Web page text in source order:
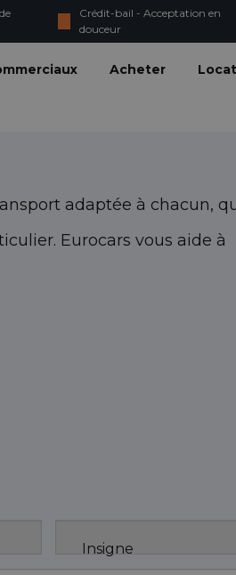
Crédit-bail - Acceptation en
douceur
Acheter
adaptée à chacun,
Eurocars vous aide à
Insigne